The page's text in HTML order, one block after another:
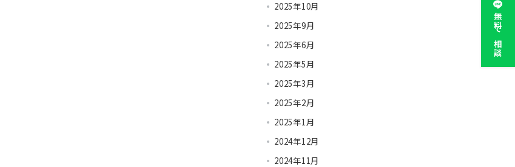
2025年10月
2025年9月
2025年6月
2025年5月
2025年3月
2025年2月
2025年1月
2024年12月
2024年11月
無料で相談